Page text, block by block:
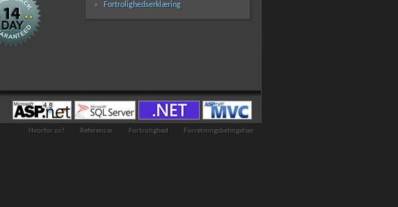
Fortrolighedserklæring
Hvorfor os? Referencer Fortrolighed Forretningsbetingelser